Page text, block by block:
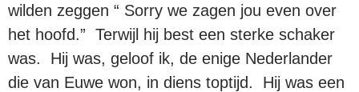
wilden zeggen “ Sorry we zagen jou even over
het hoofd.” Terwijl hij best een sterke schaker
was. Hij was, geloof ik, de enige Nederlander
die van Euwe won, in diens toptijd. Hij was een